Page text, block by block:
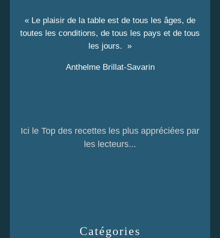
Catégories
« Le plaisir de la table est de tous les âges, de
toutes les conditions, de tous les pays et de tous
les jours. »
Anthelme Brillat-Savarin
Ici le Top des recettes les plus appréciées par
les lecteurs...